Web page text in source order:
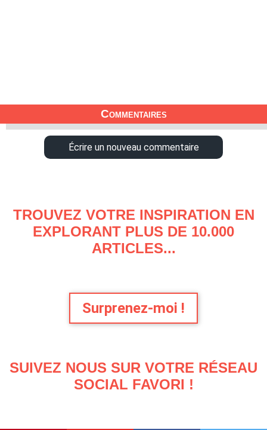
Commentaires
Écrire un nouveau commentaire
TROUVEZ VOTRE INSPIRATION EN
EXPLORANT PLUS DE 10.000
ARTICLES...
Surprenez-moi !
SUIVEZ NOUS SUR VOTRE RÉSEAU
SOCIAL FAVORI !